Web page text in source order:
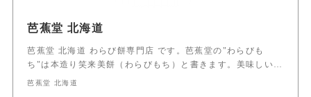
芭蕉堂 北海道
芭蕉堂 北海道 わらび餅専門店 です。芭蕉堂の"わらびも
ち"は本造り笑来美餅（わらびもち）と書きます。美味しい…
芭蕉堂 北海道